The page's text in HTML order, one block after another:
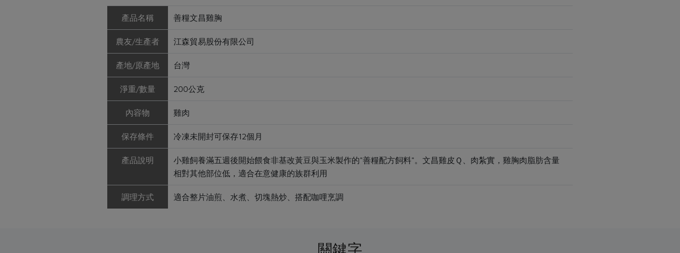
產品名稱 善糧文昌雞胸
農友/生產者 江森貿易股份有限公司
產地/原產地 台灣
淨重/數量 200公克
內容物 雞肉
保存條件 冷凍未開封可保存12個月
產品說明
小雞飼養滿五週後開始餵食非基改黃豆與玉米製作的"善糧配方飼料"。文昌雞皮Ｑ、肉紮實，雞胸肉脂肪含量
相對其他部位低，適合在意健康的族群利用
調理方式 適合整片油煎、水煮、切塊熱炒、搭配咖哩烹調
關鍵字